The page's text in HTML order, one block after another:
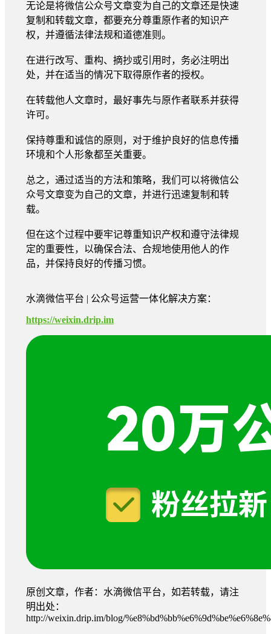
无论是将微信公众号文章变为自己的文章还是快速
复制和转载文章，都要充分尊重原作者的知识产
权，并遵循法律法规和道德准则。
在进行改写、重构、摘抄或引用时，务必注明出
处，并在适当的情况下取得原作者的授权。
在转载他人文章时，最好事先与原作者联系并获得
许可。
保持尊重和诚信的原则，对于维护良好的信息传播
环境和个人形象都至关重要。
总之，通过适当的方法和策略，我们可以将微信公
众号文章变为自己的文章，并进行迅速复制和转
载。
但在这个过程中要牢记尊重知识产权和遵守法律规
定的重要性，以确保合法、合规地使用他人的作
品，并保持良好的传播习惯。
水滴微信平台 | 公众号运营一体化解决方案：
https://weixin.drip.im
原创文章，作者：水滴微信平台，如若转载，请注
明出处：
http://weixin.drip.im/blog/